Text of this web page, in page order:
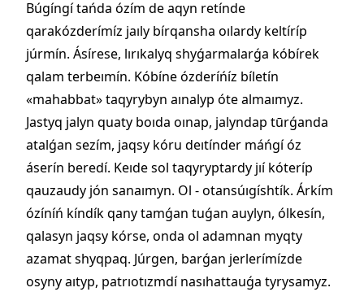
Búgíngí tańda ózím de aqyn retínde
qarakózderímíz jaıly bírqansha oılardy keltíríp
júrmín. Ásírese, lırıkalyq shyǵarmalarǵa kóbírek
qalam terbeımín. Kóbíne ózderíńíz bíletín
«mahabbat» taqyrybyn aınalyp óte almaımyz.
Jastyq jalyn quaty boıda oınap, jalyndap tūrǵanda
atalǵan sezím, jaqsy kóru deıtínder máńgí óz
áserín beredí. Keıde sol taqyryptardy jıí kóteríp
qauzaudy jón sanaımyn. Ol - otansúıgíshtík. Árkím
ózíníń kíndík qany tamǵan tuǵan auylyn, ólkesín,
qalasyn jaqsy kórse, onda ol adamnan myqty
azamat shyqpaq. Júrgen, barǵan jerlerímízde
osyny aıtyp, patrıotızmdí nasıhattauǵa tyrysamyz.